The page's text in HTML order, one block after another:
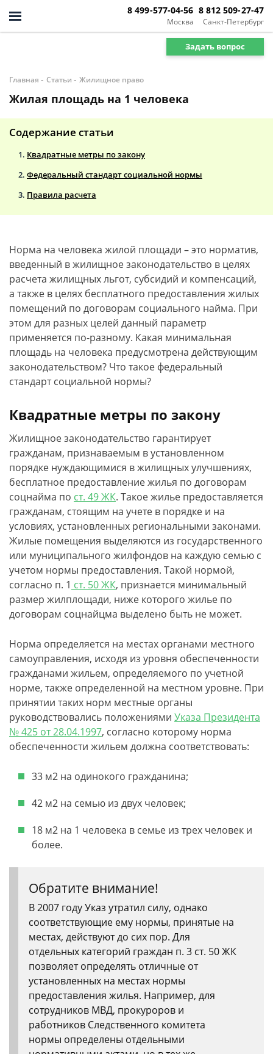
Москва
8 499-577-04-56
Санкт-Петербург
8 812 509-27-47
Задать вопрос
Главная - Статьи - Жилищное право
Жилая площадь на 1 человека
Содержание статьи
Квадратные метры по закону
Федеральный стандарт социальной нормы
Правила расчета
Норма на человека жилой площади – это норматив,
введенный в жилищное законодательство в целях
расчета жилищных льгот, субсидий и компенсаций,
а также в целях бесплатного предоставления жилых
помещений по договорам социального найма. При
этом для разных целей данный параметр
применяется по-разному. Какая минимальная
площадь на человека предусмотрена действующим
законодательством? Что такое федеральный
стандарт социальной нормы?
Квадратные метры по закону
Жилищное законодательство гарантирует
гражданам, признаваемым в установленном
порядке нуждающимися в жилищных улучшениях,
бесплатное предоставление жилья по договорам
соцнайма по ст. 49 ЖК. Такое жилье предоставляется
гражданам, стоящим на учете в порядке и на
условиях, установленных региональными законами.
Жилые помещения выделяются из государственного
или муниципального жилфондов на каждую семью с
учетом нормы предоставления. Такой нормой,
согласно п. 1 ст. 50 ЖК, признается минимальный
размер жилплощади, ниже которого жилье по
договорам соцнайцма выделено быть не может.
Норма определяется на местах органами местного
самоуправления, исходя из уровня обеспеченности
гражданами жильем, определяемого по учетной
норме, также определенной на местном уровне. При
принятии таких норм местные органы
руководствовались положениями Указа Президента
№ 425 от 28.04.1997, согласно которому норма
обеспеченности жильем должна соответствовать:
33 м2 на одинокого гражданина;
42 м2 на семью из двух человек;
18 м2 на 1 человека в семье из трех человек и
более.
Обратите внимание!
В 2007 году Указ утратил силу, однако
соответствующие ему нормы, принятые на
местах, действуют до сих пор. Для
отдельных категорий граждан п. 3 ст. 50 ЖК
позволяет определять отличные от
установленных на местах нормы
предоставления жилья. Например, для
сотрудников МВД, прокуроров и
работников Следственного комитета
нормы определены отдельными